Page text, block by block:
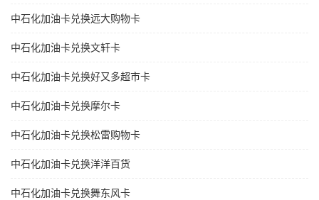
中石化加油卡兑换远大购物卡
中石化加油卡兑换文轩卡
中石化加油卡兑换好又多超市卡
中石化加油卡兑换摩尔卡
中石化加油卡兑换松雷购物卡
中石化加油卡兑换洋洋百货
中石化加油卡兑换舞东风卡